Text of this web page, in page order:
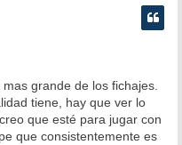
grande de los fichajes.
tiene, hay que ver lo
que esté para jugar con
que consistentemente es